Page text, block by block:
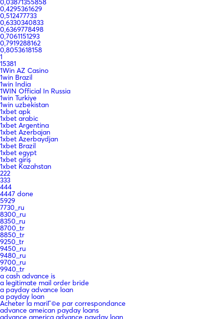
0,03871355858
0,4295361629
0,512477733
0,6330340833
0,6369778498
0,7061151293
0,7919288162
0,8053618158
1
15381
1Win AZ Casino
1win Brazil
1win India
1WIN Official In Russia
1win Turkiye
1win uzbekistan
1xbet apk
1xbet arabic
1xbet Argentina
1xbet Azerbajan
1xbet Azerbaydjan
1xbet Brazil
1xbet egypt
1xbet giriş
1xbet Kazahstan
222
333
444
4447 done
5929
7730_ru
8300_ru
8350_ru
8700_tr
8850_tr
9250_tr
9450_ru
9480_ru
9700_ru
9940_tr
a cash advance is
a legitimate mail order bride
a payday advance loan
a payday loan
Acheter la mariГ©e par correspondance
advance ameican payday loans
advance america advance payday loan